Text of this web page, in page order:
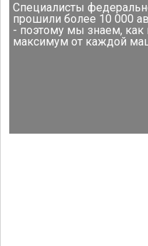
Специалисты
прошили более 10 000
- поэтому мы знаем, как
максимум от каждой